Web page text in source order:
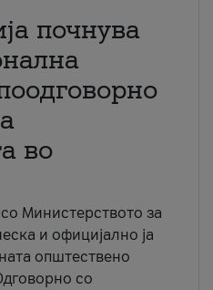
почнува
во
Министерството за
и официјално ја
општествено
со